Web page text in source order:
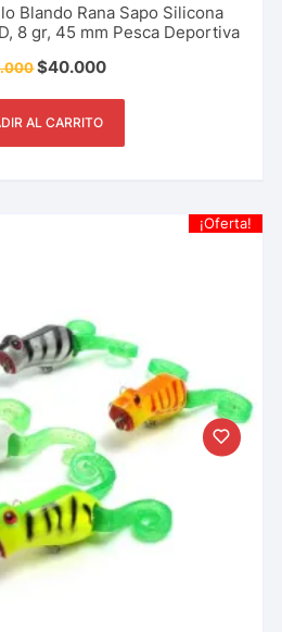
Blando Rana Sapo Silicona
8 gr, 45 mm Pesca Deportiva
$40.000
AL CARRITO
¡Oferta!